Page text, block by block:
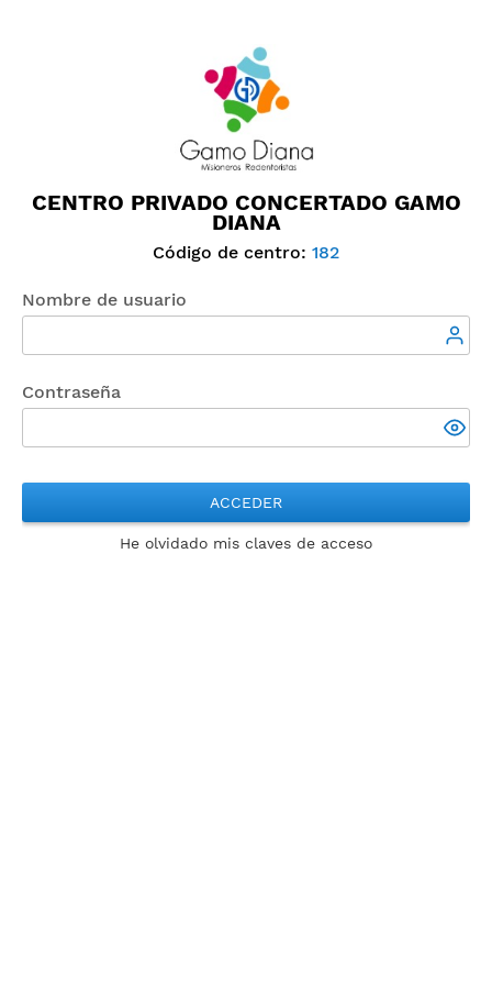
CENTRO PRIVADO CONCERTADO GAMO
DIANA
Código de centro: 182
Nombre de usuario
Contraseña
ACCEDER
He olvidado mis claves de acceso